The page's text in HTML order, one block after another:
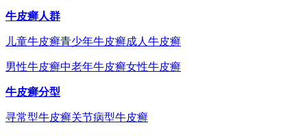
牛皮癣人群
儿童牛皮癣青少年牛皮癣成人牛皮癣
男性牛皮癣中老年牛皮癣女性牛皮癣
牛皮癣分型
寻常型牛皮癣关节病型牛皮癣